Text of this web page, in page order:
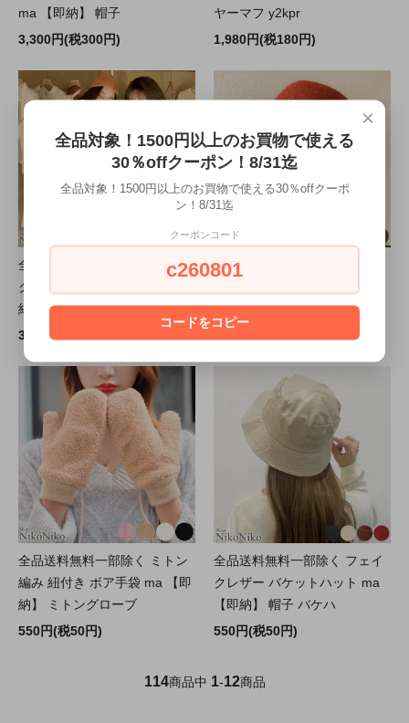
ma 【即納】 帽子
3,300円(税300円)
ヤーマフ y2kpr
1,980円(税180円)
全品送料無料一部除く チェッ
ク柄 ボリュームマフラー 【即
納】 ストール
3,849円(税350円)
全品送料無料一部除く シンプ
ma 【即納】 バケッ
全品送料無料一部除く ミトン
編み 紐付き ボア手袋 ma 【即
納】 ミトングローブ
550円(税50円)
全品送料無料一部除く フェイ
クレザー バケットハット ma
【即納】 帽子 バケハ
550円(税50円)
114商品中 1-12商品
×
全品対象！1500円以上のお買物で使える
30％offクーポン！8/31迄
全品対象！1500円以上のお買物で使える30％offクーポ
ン！8/31迄
クーポンコード
c260801
コードをコピー